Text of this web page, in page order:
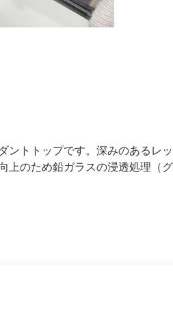
ントトップです。深みのあるレ
上のため鉛ガラスの浸透処理（